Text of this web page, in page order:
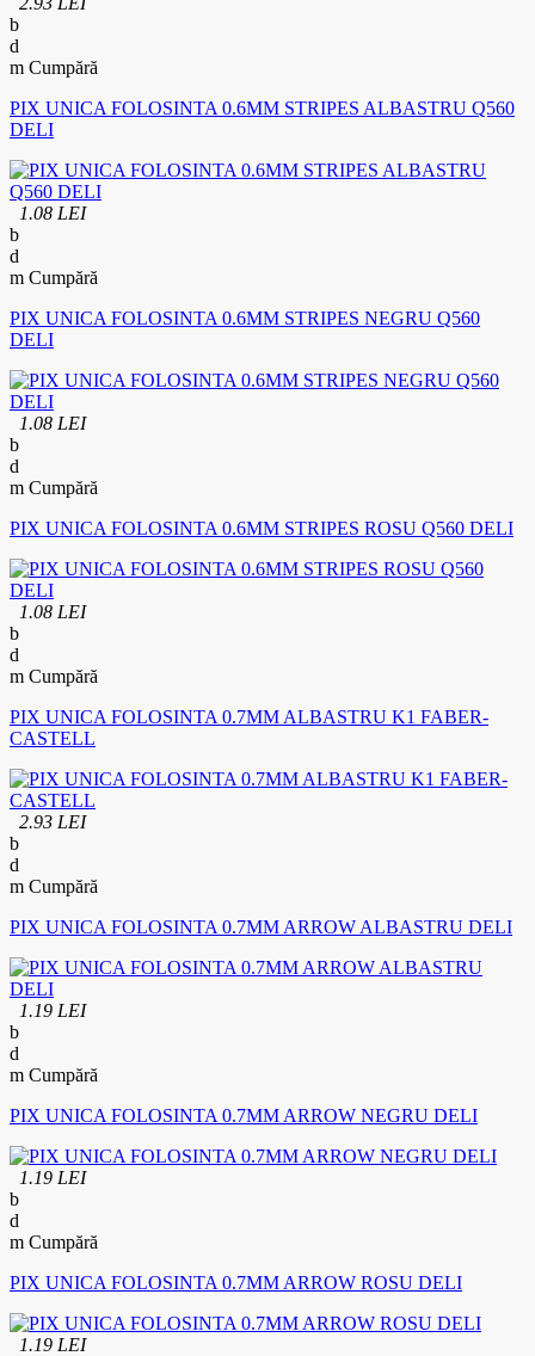
Cumpără
PIX UNICA FOLOSINTA 0.6MM STRIPES ALBASTRU Q560
DELI
1.08 LEI
Cumpără
PIX UNICA FOLOSINTA 0.6MM STRIPES NEGRU Q560
DELI
1.08 LEI
Cumpără
PIX UNICA FOLOSINTA 0.6MM STRIPES ROSU Q560 DELI
1.08 LEI
Cumpără
PIX UNICA FOLOSINTA 0.7MM ALBASTRU K1 FABER-
CASTELL
2.93 LEI
Cumpără
PIX UNICA FOLOSINTA 0.7MM ARROW ALBASTRU DELI
1.19 LEI
Cumpără
PIX UNICA FOLOSINTA 0.7MM ARROW NEGRU DELI
1.19 LEI
Cumpără
PIX UNICA FOLOSINTA 0.7MM ARROW ROSU DELI
1.19 LEI